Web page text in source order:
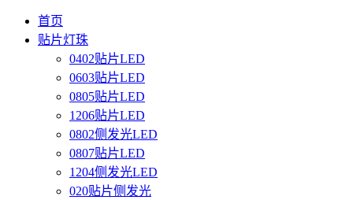
首页
贴片灯珠
0402贴片LED
0603贴片LED
0805贴片LED
1206贴片LED
0802侧发光LED
0807贴片LED
1204侧发光LED
020贴片侧发光